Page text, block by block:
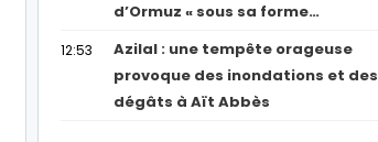
d’Ormuz « sous sa forme…
12:53
Azilal : une tempête orageuse
provoque des inondations et des
dégâts à Aït Abbès